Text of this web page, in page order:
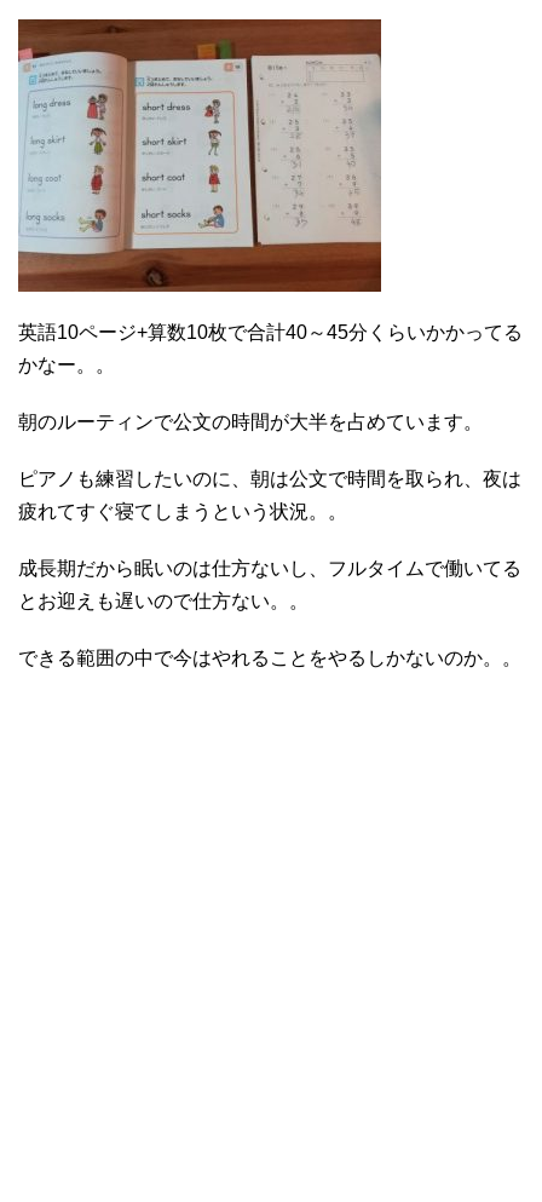
英語10ページ+算数10枚で合計40～45分くらいかかってる
かなー。。
朝のルーティンで公文の時間が大半を占めています。
ピアノも練習したいのに、朝は公文で時間を取られ、夜は
疲れてすぐ寝てしまうという状況。。
成長期だから眠いのは仕方ないし、フルタイムで働いてる
とお迎えも遅いので仕方ない。。
できる範囲の中で今はやれることをやるしかないのか。。